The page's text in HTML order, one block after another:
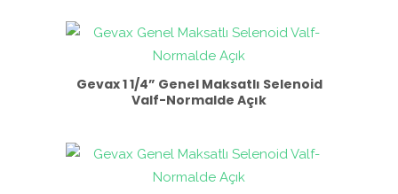
Gevax 1 1/4” Genel Maksatlı Selenoid
Valf-Normalde Açık